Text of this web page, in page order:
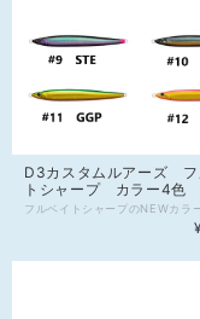
D3カスタムルアーズ フ
トシャープ カラー4色